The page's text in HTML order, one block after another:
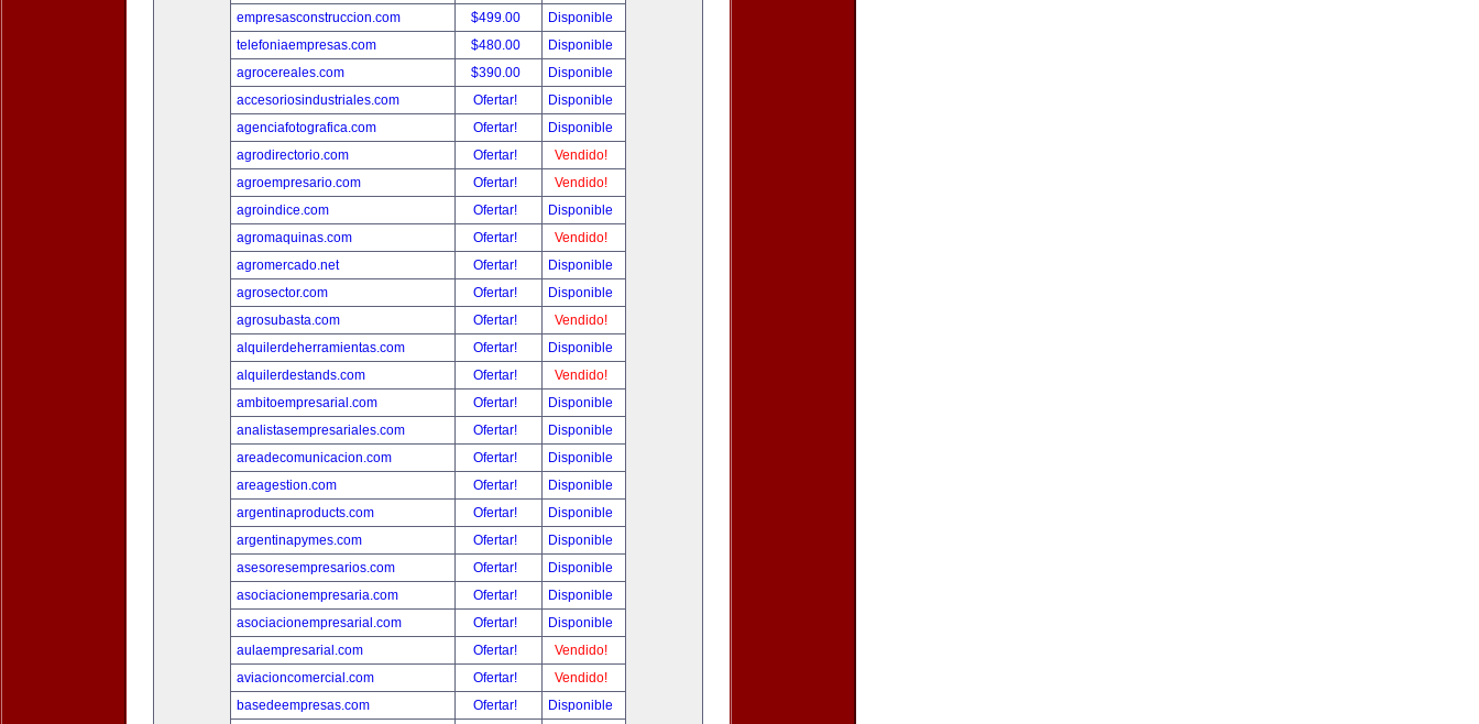
empresasconstruccion.com
$499.00
Disponible
telefoniaempresas.com
$480.00
Disponible
agrocereales.com
$390.00
Disponible
accesoriosindustriales.com
Ofertar!
Disponible
agenciafotografica.com
Ofertar!
Disponible
agrodirectorio.com
Ofertar!
Vendido!
agroempresario.com
Ofertar!
Vendido!
agroindice.com
Ofertar!
Disponible
agromaquinas.com
Ofertar!
Vendido!
agromercado.net
Ofertar!
Disponible
agrosector.com
Ofertar!
Disponible
agrosubasta.com
Ofertar!
Vendido!
alquilerdeherramientas.com
Ofertar!
Disponible
alquilerdestands.com
Ofertar!
Vendido!
ambitoempresarial.com
Ofertar!
Disponible
analistasempresariales.com
Ofertar!
Disponible
areadecomunicacion.com
Ofertar!
Disponible
areagestion.com
Ofertar!
Disponible
argentinaproducts.com
Ofertar!
Disponible
argentinapymes.com
Ofertar!
Disponible
asesoresempresarios.com
Ofertar!
Disponible
asociacionempresaria.com
Ofertar!
Disponible
asociacionempresarial.com
Ofertar!
Disponible
aulaempresarial.com
Ofertar!
Vendido!
aviacioncomercial.com
Ofertar!
Vendido!
basedeempresas.com
Ofertar!
Disponible